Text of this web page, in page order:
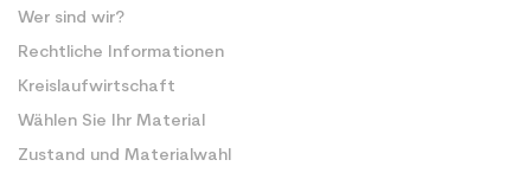
Wer sind wir?
Rechtliche Informationen
Kreislaufwirtschaft
Wählen Sie Ihr Material
Zustand und Materialwahl